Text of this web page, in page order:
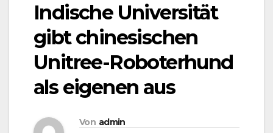
Indische Universität
gibt chinesischen
Unitree-Roboterhund
als eigenen aus
Von admin